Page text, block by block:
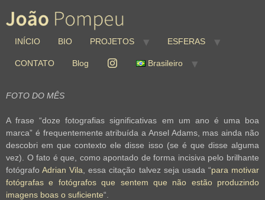
INÍCIO BIO PROJETOS ESFERAS
CONTATO Blog Brasileiro
FOTO DO MÊS
A frase “doze fotografias significativas em um ano é uma boa
marca” é frequentemente atribuída a Ansel Adams, mas ainda não
descobri em que contexto ele disse isso (se é que disse alguma
vez). O fato é que, como apontado de forma incisiva pelo brilhante
fotógrafoAdrian Vila , essa citação talvez seja usada “para motivar
fotógrafas e fotógrafos que sentem que não estão produzindo
imagens boas o suficiente“.